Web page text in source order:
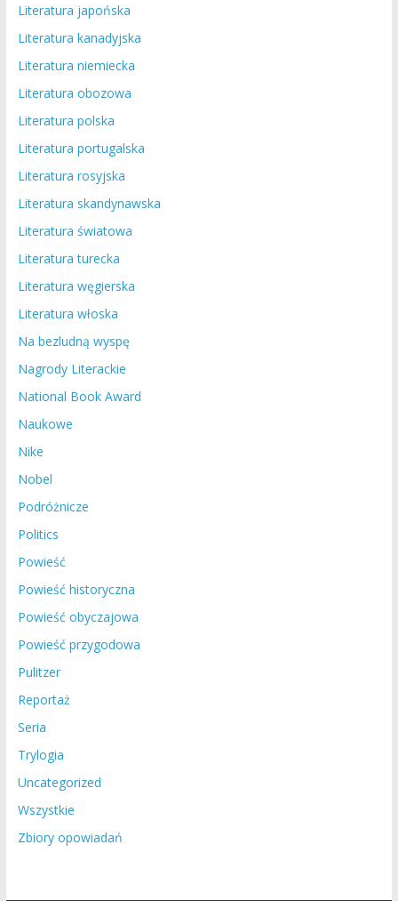
Literatura japońska
Literatura kanadyjska
Literatura niemiecka
Literatura obozowa
Literatura polska
Literatura portugalska
Literatura rosyjska
Literatura skandynawska
Literatura światowa
Literatura turecka
Literatura węgierska
Literatura włoska
Na bezludną wyspę
Nagrody Literackie
National Book Award
Naukowe
Nike
Nobel
Podróżnicze
Politics
Powieść
Powieść historyczna
Powieść obyczajowa
Powieść przygodowa
Pulitzer
Reportaż
Seria
Trylogia
Uncategorized
Wszystkie
Zbiory opowiadań